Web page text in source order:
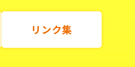
リンク集